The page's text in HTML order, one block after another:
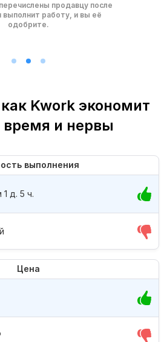
продавцу после
выполнит работу, и вы её
одобрите.
Kwork экономит
время и нервы
выполнения
д. 5 ч.
Цена